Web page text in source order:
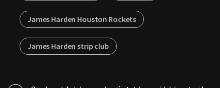
James Harden Houston Rockets
James Harden strip club